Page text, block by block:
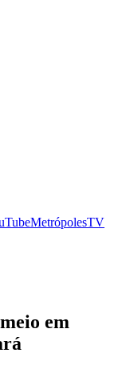
MetrópolesTV
em